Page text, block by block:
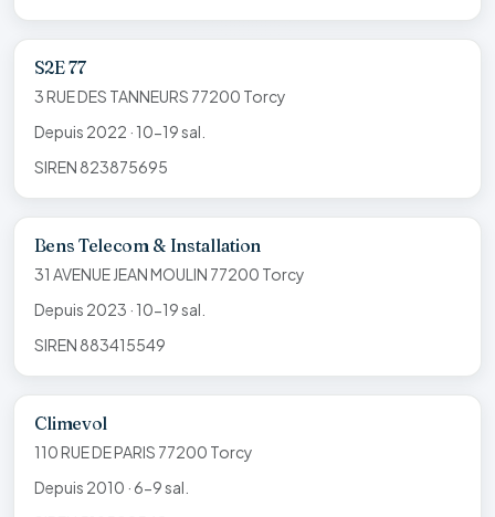
S2E 77
3 RUE DES TANNEURS 77200 Torcy
Depuis 2022 · 10-19 sal.
SIREN 823875695
Bens Telecom & Installation
31 AVENUE JEAN MOULIN 77200 Torcy
Depuis 2023 · 10-19 sal.
SIREN 883415549
Climevol
110 RUE DE PARIS 77200 Torcy
Depuis 2010 · 6-9 sal.